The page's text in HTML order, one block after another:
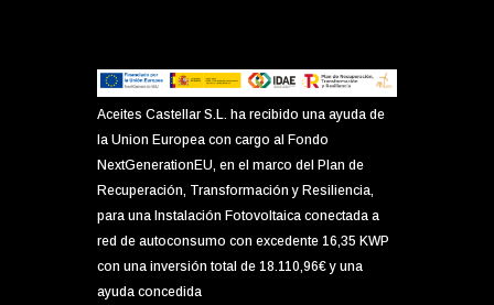
Aceites Castellar S.L. ha recibido una ayuda de
la Union Europea con cargo al Fondo
NextGenerationEU, en el marco del Plan de
Recuperación, Transformación y Resiliencia,
para una Instalación Fotovoltaica conectada a
red de autoconsumo con excedente 16,35 KWP
con una inversión total de 18.110,96€ y una
ayuda concedida